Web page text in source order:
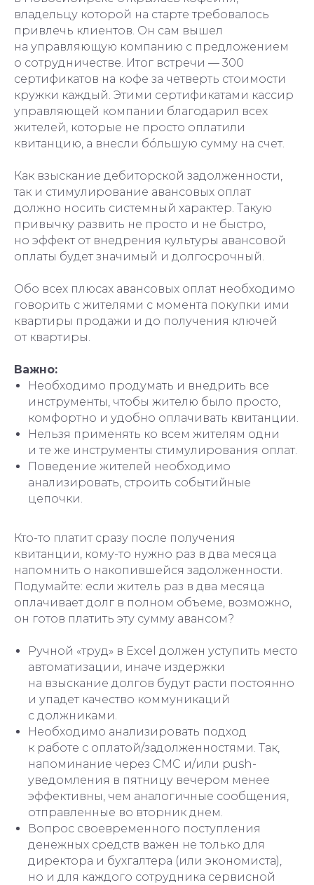
владельцу которой на старте требовалось
привлечь клиентов. Он сам вышел
на управляющую компанию с предложением
о сотрудничестве. Итог встречи — 300
сертификатов на кофе за четверть стоимости
кружки каждый. Этими сертификатами кассир
управляющей компании благодарил всех
жителей, которые не просто оплатили
квитанцию, а внесли бóльшую сумму на счет.
Как взыскание дебиторской задолженности,
так и стимулирование авансовых оплат
должно носить системный характер. Такую
привычку развить не просто и не быстро,
но эффект от внедрения культуры авансовой
оплаты будет значимый и долгосрочный.
Обо всех плюсах авансовых оплат необходимо
говорить с жителями с момента покупки ими
квартиры продажи и до получения ключей
от квартиры.
Важно:
Необходимо продумать и внедрить все
инструменты, чтобы жителю было просто,
комфортно и удобно оплачивать квитанции.
Нельзя применять ко всем жителям одни
и те же инструменты стимулирования оплат.
Поведение жителей необходимо
анализировать, строить событийные
цепочки.
Кто-то платит сразу после получения
квитанции, кому-то нужно раз в два месяца
напомнить о накопившейся задолженности.
Подумайте: если житель раз в два месяца
оплачивает долг в полном объеме, возможно,
он готов платить эту сумму авансом?
Ручной «труд» в Excel должен уступить место
автоматизации, иначе издержки
на взыскание долгов будут расти постоянно
и упадет качество коммуникаций
с должниками.
Необходимо анализировать подход
к работе с оплатой/задолженностями. Так,
напоминание через СМС и/или push-
уведомления в пятницу вечером менее
эффективны, чем аналогичные сообщения,
отправленные во вторник днем.
Вопрос своевременного поступления
денежных средств важен не только для
директора и бухгалтера (или экономиста),
но и для каждого сотрудника сервисной